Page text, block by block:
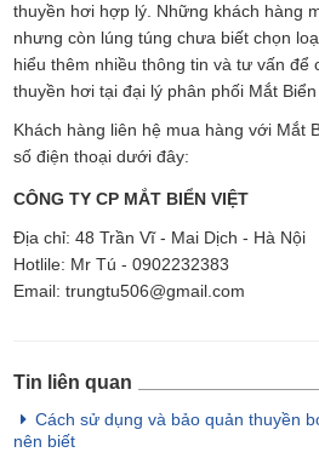
thuyền hơi hợp lý. Những khách hàng
nhưng còn lúng túng chưa biết chọn
hiểu thêm nhiều thông tin và tư vấn để
thuyền hơi tại đại lý phân phối Mắt Biển
Khách hàng liên hệ mua hàng với Mắt
số điện thoại dưới đây:
CÔNG TY CP MẮT BIỂN VIỆT
Địa chỉ: 48 Trần Vĩ - Mai Dịch - Hà Nội
Hotlile: Mr Tú - 0902232383
Email: trungtu506@gmail.com
Tin liên quan
Cách sử dụng và bảo quản thuyền
nên biết